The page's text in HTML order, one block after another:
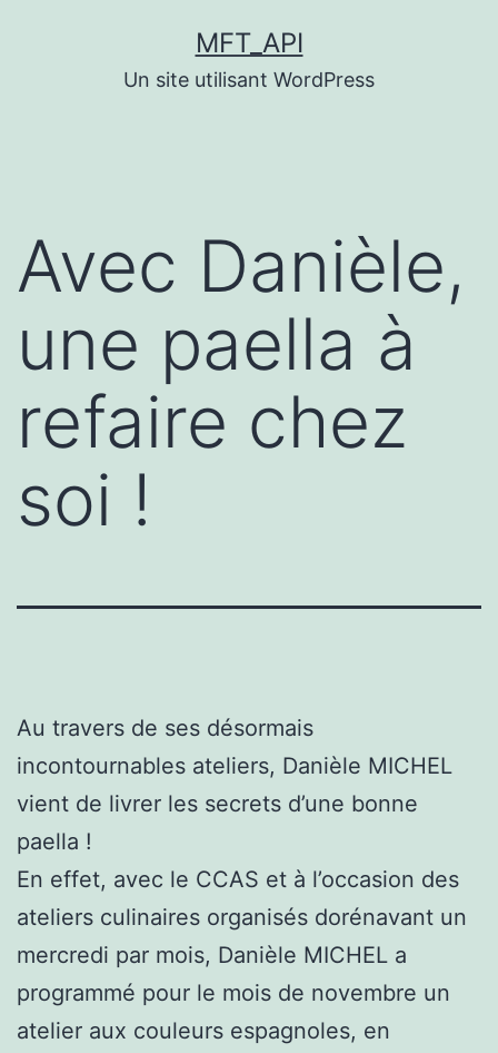
MFT_API
Un site utilisant WordPress
Avec Danièle,
une paella à
refaire chez
soi !
Au travers de ses désormais
incontournables ateliers, Danièle MICHEL
vient de livrer les secrets d’une bonne
paella !
En effet, avec le CCAS et à l’occasion des
ateliers culinaires organisés dorénavant un
mercredi par mois, Danièle MICHEL a
programmé pour le mois de novembre un
atelier aux couleurs espagnoles, en